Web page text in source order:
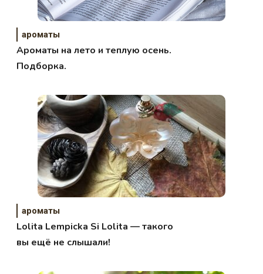
ароматы
Ароматы на лето и теплую осень.
Подборка.
ароматы
Lolita Lempicka Si Lolita — такого
вы ещё не слышали!